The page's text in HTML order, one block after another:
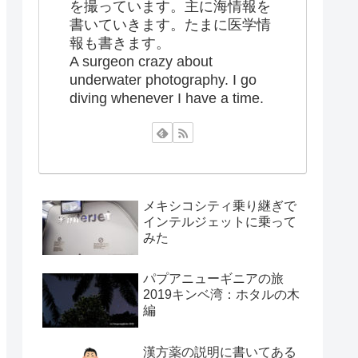
を撮っています。主に海情報を
書いていきます。たまに医学情
報も書きます。
A surgeon crazy about
underwater photography. I go
diving whenever I have a time.
メキシコシティ乗り継ぎで
インテルジェットに乗って
みた
パプアニューギニアの旅
2019キンベ湾：ホタルの木
編
漢方薬の説明に書いてある